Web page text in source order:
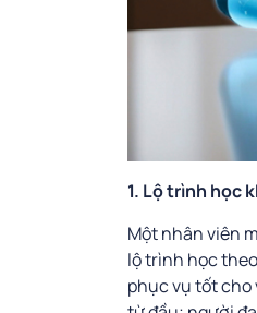
1. Lộ trình học
Một nhân viên
lộ trình học
phục vụ tốt cho